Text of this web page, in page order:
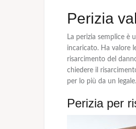
Perizia
La perizia semplice è
incaricato. Ha valore
risarcimento del
chiedere il
per lo più da un legale.
Perizia per